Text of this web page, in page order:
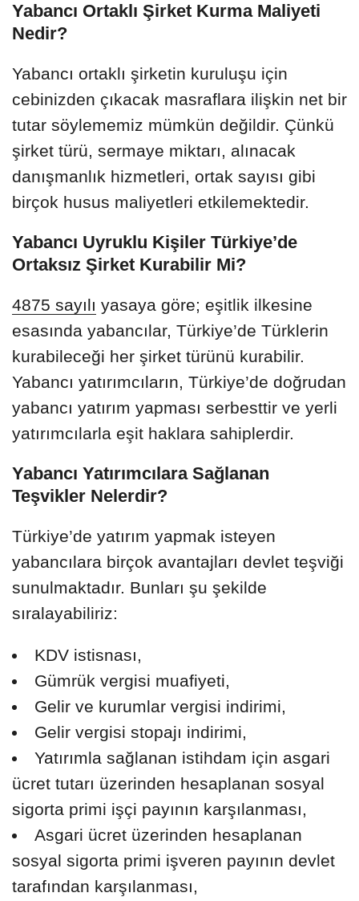
Yabancı Ortaklı Şirket Kurma Maliyeti
Nedir?
Yabancı ortaklı şirketin kuruluşu için
cebinizden çıkacak masraflara ilişkin net bir
tutar söylememiz mümkün değildir. Çünkü
şirket türü, sermaye miktarı, alınacak
danışmanlık hizmetleri, ortak sayısı gibi
birçok husus maliyetleri etkilemektedir.
Yabancı Uyruklu Kişiler Türkiye’de
Ortaksız Şirket Kurabilir Mi?
4875 sayılı yasaya göre; eşitlik ilkesine
esasında yabancılar, Türkiye’de Türklerin
kurabileceği her şirket türünü kurabilir.
Yabancı yatırımcıların, Türkiye’de doğrudan
yabancı yatırım yapması serbesttir ve yerli
yatırımcılarla eşit haklara sahiplerdir.
Yabancı Yatırımcılara Sağlanan
Teşvikler Nelerdir?
Türkiye’de yatırım yapmak isteyen
yabancılara birçok avantajları devlet teşviği
sunulmaktadır. Bunları şu şekilde
sıralayabiliriz:
KDV istisnası,
Gümrük vergisi muafiyeti,
Gelir ve kurumlar vergisi indirimi,
Gelir vergisi stopajı indirimi,
Yatırımla sağlanan istihdam için asgari
ücret tutarı üzerinden hesaplanan sosyal
sigorta primi işçi payının karşılanması,
Asgari ücret üzerinden hesaplanan
sosyal sigorta primi işveren payının devlet
tarafından karşılanması,